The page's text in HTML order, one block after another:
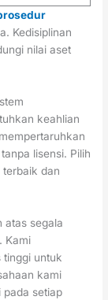
Kedisiplinan
nilai aset
keahlian
lisensi. Pilih
dan
atas segala
Kami
tinggi untuk
kami
pada setiap